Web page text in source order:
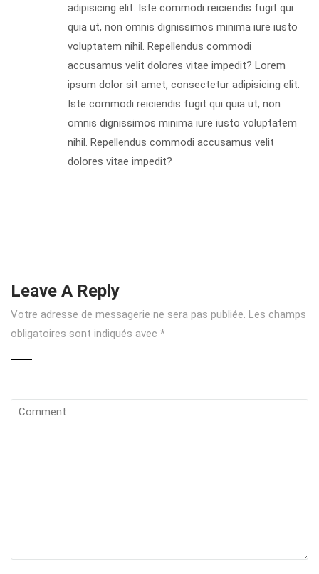
adipisicing elit. Iste commodi reiciendis fugit qui
quia ut, non omnis dignissimos minima iure iusto
voluptatem nihil. Repellendus commodi
accusamus velit dolores vitae impedit? Lorem
ipsum dolor sit amet, consectetur adipisicing elit.
Iste commodi reiciendis fugit qui quia ut, non
omnis dignissimos minima iure iusto voluptatem
nihil. Repellendus commodi accusamus velit
dolores vitae impedit?
Leave A Reply
Votre adresse de messagerie ne sera pas publiée. Les champs
obligatoires sont indiqués avec *